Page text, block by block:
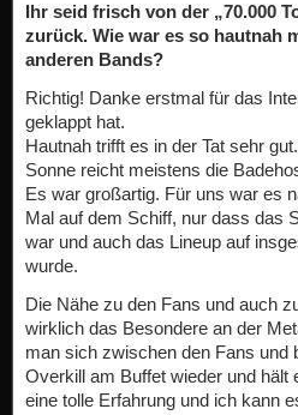
Ihr seid frisch von der „70.000
zurück. Wie war es so hautnah
anderen Bands?
Richtig! Danke erstmal für das
geklappt hat.
Hautnah trifft es in der Tat sehr
Sonne reicht meistens die
Es war großartig. Für uns war es
Mal auf dem Schiff, nur dass das
war und auch das Lineup auf
wurde.
Die Nähe zu den Fans und auch
wirklich das Besondere an der
man sich zwischen den Fans und
Overkill am Buffet wieder und hält
eine tolle Erfahrung und ich kann